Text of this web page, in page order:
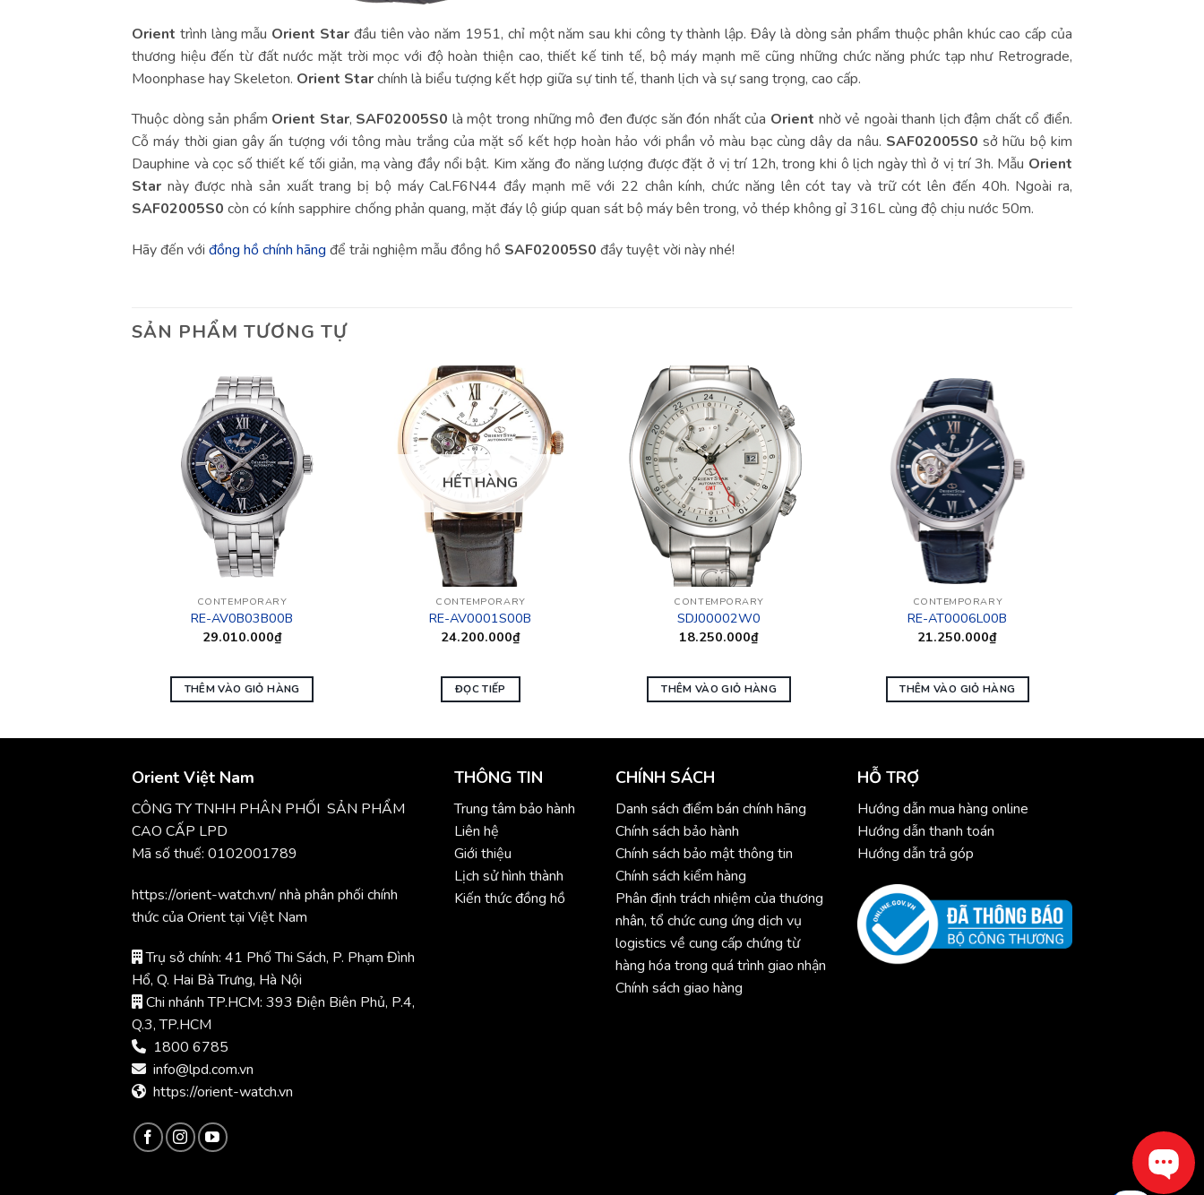
Orient trình làng mẫu Orient Star đầu tiên vào năm 1951, chỉ một năm sau khi công ty thành lập. Đây là dòng sản phẩm thuộc phân khúc cao cấp của
thương hiệu đến từ đất nước mặt trời mọc với độ hoàn thiện cao, thiết kế tinh tế, bộ máy mạnh mẽ cũng những chức năng phức tạp như Retrograde,
Moonphase hay Skeleton. Orient Starchính là biểu tượng kết hợp giữa sự tinh tế, thanh lịch và sự sang trọng, cao cấp.
Thuộc dòng sản phẩm Orient Star, SAF02005S0 là một trong những mô đen được săn đón nhất của Orient nhờ vẻ ngoài thanh lịch đậm chất cổ điển.
Cỗ máy thời gian gây ấn tượng với tông màu trắng của mặt số kết hợp hoàn hảo với phần vỏ màu bạc cùng dây da nâu. SAF02005S0 sở hữu bộ kim
Dauphine và cọc số thiết kế tối giản, mạ vàng đầy nổi bật. Kim xăng đo năng lượng được đặt ở vị trí 12h, trong khi ô lịch ngày thì ở vị trí 3h. Mẫu Orient
Star này được nhà sản xuất trang bị bộ máy Cal.F6N44 đầy mạnh mẽ với 22 chân kính, chức năng lên cót tay và trữ cót lên đến 40h. Ngoài ra,
SAF02005S0 còn có kính sapphire chống phản quang, mặt đáy lộ giúp quan sát bộ máy bên trong, vỏ thép không gỉ 316L cùng độ chịu nước 50m.
Hãy đến với đồng hồ chính hãng để trải nghiệm mẫu đồng hồ SAF02005S0 đầy tuyệt vời này nhé!
SẢN PHẨM TƯƠNG TỰ
CONTEMPORARY
RE-AV0B03B00B
29.010.000₫
THÊM VÀO GIỎ HÀNG
HẾT HÀNG
CONTEMPORARY
RE-AV0001S00B
24.200.000₫
ĐỌC TIẾP
CONTEMPORARY
SDJ00002W0
18.250.000₫
THÊM VÀO GIỎ HÀNG
CONTEMPORARY
RE-AT0006L00B
21.250.000₫
THÊM VÀO GIỎ HÀNG
Orient Việt Nam
CÔNG TY TNHH PHÂN PHỐI SẢN PHẨM
CAO CẤP LPD
Mã số thuế: 0102001789
https://orient-watch.vn/ nhà phân phối chính
thức của Orient tại Việt Nam
Trụ sở chính: 41 Phố Thi Sách, P. Phạm Đình
Hổ, Q. Hai Bà Trưng, Hà Nội
Chi nhánh TP.HCM: 393 Điện Biên Phủ, P.4,
Q.3, TP.HCM
1800 6785
info@lpd.com.vn
https://orient-watch.vn
THÔNG TIN
Trung tâm bảo hành
Liên hệ
Giới thiệu
Lịch sử hình thành
Kiến thức đồng hồ
CHÍNH SÁCH
Danh sách điểm bán chính hãng
Chính sách bảo hành
Chính sách bảo mật thông tin
Chính sách kiểm hàng
Phân định trách nhiệm của thương
nhân, tổ chức cung ứng dịch vụ
logistics về cung cấp chứng từ
hàng hóa trong quá trình giao nhận
Chính sách giao hàng
HỖ TRỢ
Hướng dẫn mua hàng online
Hướng dẫn thanh toán
Hướng dẫn trả góp